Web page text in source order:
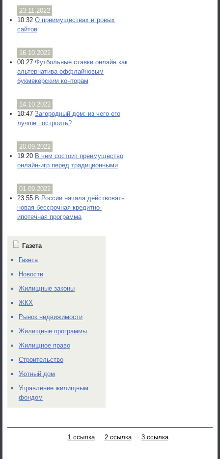
23.11.2022
10:32 О преимуществах игровых
сайтов
16.10.2022
00:27 Футбольные ставки онлайн как
альтернатива оффлайновым
букмекерским конторам
14.10.2022
10:47 Загородный дом: из чего его
лучше построить?
20.09.2022
19:20 В чём состоит преимущество
онлайн-игр перед традиционными
01.09.2022
23:55 В России начала действовать
новая бессрочная кредитно-
ипотечная программа
Газета
Газета
Новости
Жилищные законы
ЖКХ
Рынок недвижимости
Жилищные программы
Жилищное право
Строительство
Уютный дом
Управление жилищным
фондом
1 ссылка 2 ссылка 3 ссылка